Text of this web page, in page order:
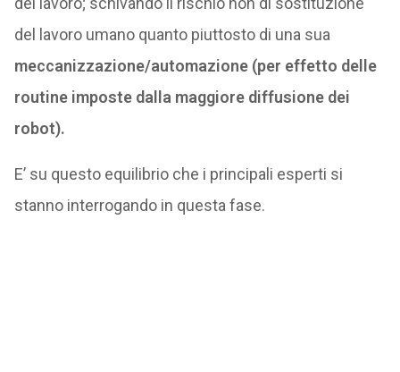
del lavoro umano quanto piuttosto di una sua
meccanizzazione/automazione (per effetto delle
routine imposte dalla maggiore diffusione dei
robot).
E’ su questo equilibrio che i principali esperti si
stanno interrogando in questa fase.